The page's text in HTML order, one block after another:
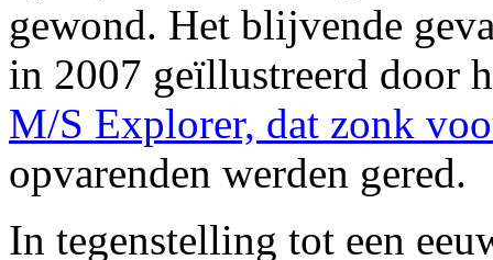
gewond. Het blijvende
in 2007 geïllustreerd door
M/S Explorer, dat zonk
opvarenden werden gered.
In tegenstelling tot een